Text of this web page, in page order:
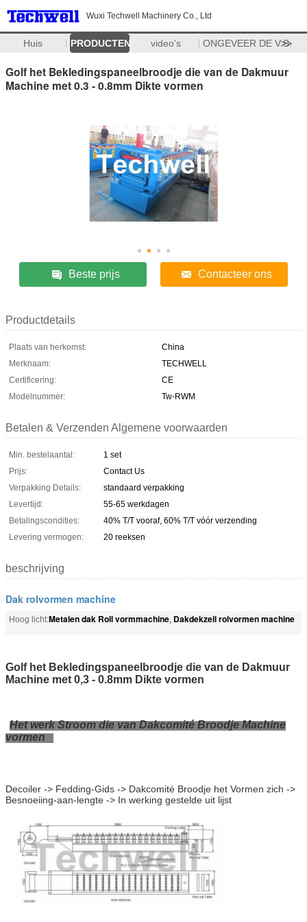
Wuxi Techwell Machinery Co., Ltd
Huis PRODUCTEN video's ONGEVEER DE V.S.
>>
Golf het Bekledingspaneelbroodje die van de Dakmuur
Machine met 0.3 - 0.8mm Dikte vormen
Beste prijs Contacteer ons
Productdetails
Plaats van herkomst:
China
Merknaam:
TECHWELL
Certificering:
CE
Modelnummer:
Tw-RWM
Betalen & Verzenden Algemene voorwaarden
Min. bestelaantal:
1 set
Prijs:
Contact Us
Verpakking Details:
standaard verpakking
Levertijd:
55-65 werkdagen
Betalingscondities:
40% T/T vooraf, 60% T/T vóór verzending
Levering vermogen:
20 reeksen
beschrijving
Dak rolvormen machine
Hoog licht:Metalen dak Roll vormmachine, Dakdekzeil rolvormen machine
Golf het Bekledingspaneelbroodje die van de Dakmuur
Machine met 0,3 - 0.8mm Dikte vormen
Het werk Stroom die van Dakcomité Broodje Machine
vormen
Decoiler -> Fedding-Gids -> Dakcomité Broodje het Vormen zich ->
Besnoeiing-aan-lengte -> In werking gestelde uit lijst